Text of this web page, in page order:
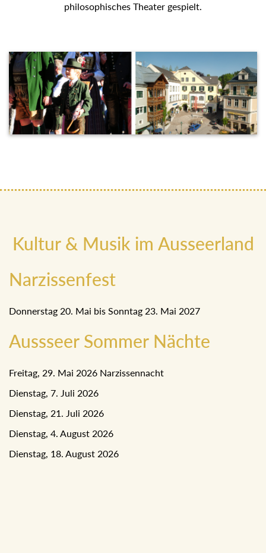
philosophisches Theater gespielt.
Kultur & Musik im Ausseerland
Narzissenfest
Donnerstag 20. Mai bis Sonntag 23. Mai 2027
Aussseer Sommer Nächte
Freitag, 29. Mai 2026 Narzissennacht
Dienstag, 7. Juli 2026
Dienstag, 21. Juli 2026
Dienstag, 4. August 2026
Dienstag, 18. August 2026